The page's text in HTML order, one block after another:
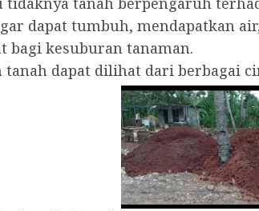
dapat tumbuh, mendapatkan
bagi kesuburan tanaman.
tanah dapat dilihat dari berbagai